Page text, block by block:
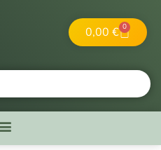
0,00 € 0